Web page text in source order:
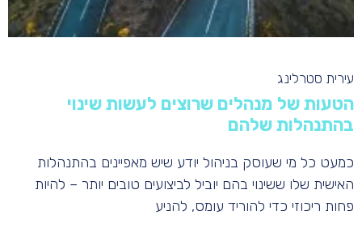
הטעות של מנהלים שרוצים לעשות שינוי
בהתנהלות שלהם
עירית סטרלינג
כמעט כל מי שעוסק בניהול יודע שיש מאפיינים בהתנהלות
האישית שלו ששינוי בהם יוביל לביצועים טובים יותר – להיות
פחות ריכוזי כדי להוריד עומס, להניע